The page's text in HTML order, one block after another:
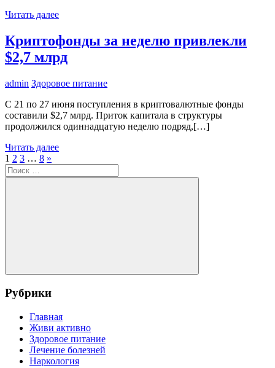
Читать далее
Криптофонды за неделю привлекли
$2,7 млрд
admin Здоровое питание
С 21 по 27 июня поступления в криптовалютные фонды
составили $2,7 млрд. Приток капитала в структуры
продолжился одиннадцатую неделю подряд,[…]
Читать далее
Пагинация
записей
1 2 3 … 8 Следующие
»
Поиск
для:
Поиск
Рубрики
Главная
Живи активно
Здоровое питание
Лечение болезней
Наркология